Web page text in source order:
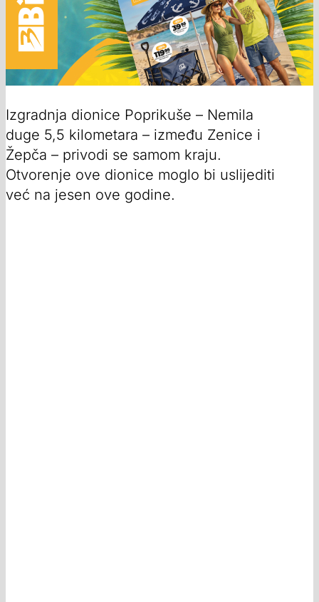
Izgradnja dionice Poprikuše – Nemila
duge 5,5 kilometara – između Zenice i
Žepča – privodi se samom kraju.
Otvorenje ove dionice moglo bi uslijediti
već na jesen ove godine.